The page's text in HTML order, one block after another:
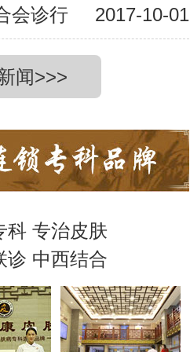
会诊行 2017-10-01
闻>>>
科 专治皮肤
诊 中西结合